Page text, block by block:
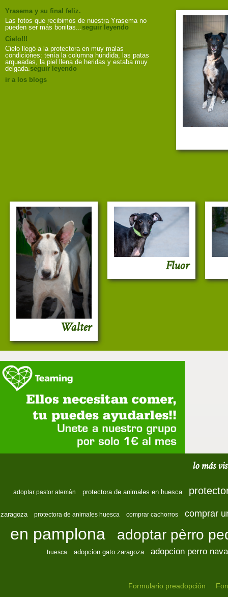
Yrasema y su final feliz.
Las fotos que recibimos de nuestra Yrasema no
pueden ser más bonitas...seguir leyendo
Cielo!!!
Cielo llegó a la protectora en muy malas
condiciones: tenía la columna hundida, las patas
arqueadas, la piel llena de heridas y estaba muy
delgada.seguir leyendo
ir a los blogs
Walter
Fluor
lo más
adoptar pastor alemán protectora de animales en huesca
zaragoza protectora de animales huesca comprar cachorros comprar
en pamplona adoptar pèrro
huesca adopcion gato zaragoza adopcion perro
Formulario preadopción